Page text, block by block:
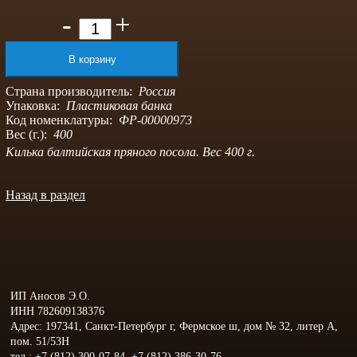
- +
Страна производитель: Россия
Упаковка: Пластиковая банка
Код номенклатуры: ФР-00000973
Вес (г.): 400
Килька балтийская пряного посола. Вес 400 г.
Назад в раздел
ИП Аносов Э.О.
ИНН 782609138376
Адрес: 197341, Санкт-Петербург г, Фермское ш, дом № 32, литер А,
пом. 51/53Н